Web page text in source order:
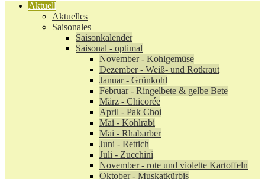
Aktuell
Aktuelles
Saisonales
Saisonkalender
Saisonal - optimal
November - Kohlgemüse
Dezember - Weiß- und Rotkraut
Januar - Grünkohl
Februar - Ringelbete & gelbe Bete
März - Chicorée
April - Pak Choi
Mai - Kohlrabi
Mai - Rhabarber
Juni - Rettich
Juli - Zucchini
November - rote und violette Kartoffeln
Oktober - Muskatkürbis